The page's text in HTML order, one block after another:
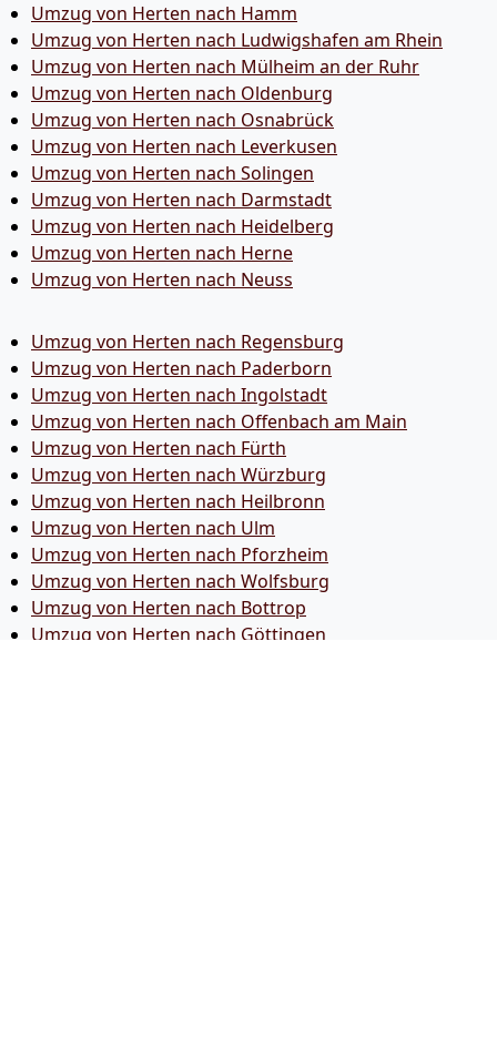
Umzug von Herten nach Hamm
Umzug von Herten nach Ludwigshafen am Rhein
Umzug von Herten nach Mülheim an der Ruhr
Umzug von Herten nach Oldenburg
Umzug von Herten nach Osnabrück
Umzug von Herten nach Leverkusen
Umzug von Herten nach Solingen
Umzug von Herten nach Darmstadt
Umzug von Herten nach Heidelberg
Umzug von Herten nach Herne
Umzug von Herten nach Neuss
Umzug von Herten nach Regensburg
Umzug von Herten nach Paderborn
Umzug von Herten nach Ingolstadt
Umzug von Herten nach Offenbach am Main
Umzug von Herten nach Fürth
Umzug von Herten nach Würzburg
Umzug von Herten nach Heilbronn
Umzug von Herten nach Ulm
Umzug von Herten nach Pforzheim
Umzug von Herten nach Wolfsburg
Umzug von Herten nach Bottrop
Umzug von Herten nach Göttingen